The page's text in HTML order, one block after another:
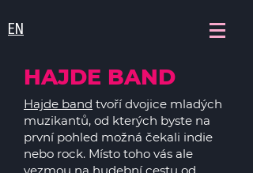
EN
HAJDE BAND
Hajde band tvoří dvojice mladých
muzikantů, od kterých byste na
první pohled možná čekali indie
nebo rock. Místo toho vás ale